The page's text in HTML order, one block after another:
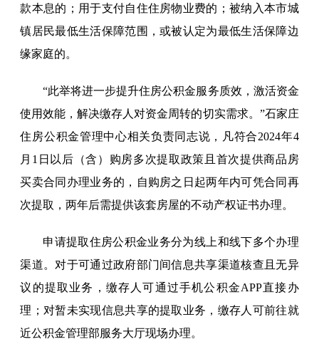
款本息的；用于支付自住住房物业费的；被纳入本市城
镇居民最低生活保障范围，或被认定为最低生活保障边
缘家庭的。
“此举将进一步提升住房公积金服务质效，激活资金
使用效能，解决缴存人对资金周转的切实需求。”石家庄
住房公积金管理中心相关负责同志说，凡符合2024年4
月1日以后（含）购房多次提取政策且首次提供商品房
买卖合同办理业务的，自购房之日起两年内可凭合同再
次提取，两年后需提供该套房屋的不动产权证书办理。
申请提取住房公积金业务分为线上和线下多个办理
渠道。对于可通过政府部门间信息共享渠道核查且无异
议的提取业务，缴存人可通过手机公积金APP直接办
理；对暂未实现信息共享的提取业务，缴存人可前往就
近公积金管理部服务大厅现场办理。